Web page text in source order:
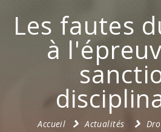
Les fautes
à
Accueil Actualités